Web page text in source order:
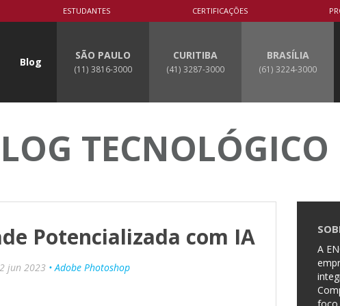
ESTUDANTES CERTIFICAÇÕES
Blog
SÃO PAULO
(11) 3816-3000
CURITIBA
(41) 3287-3000
BRASÍLIA
(61) 3224-3000
TECNOLÓGICO
Potencializada com IA
jun 2023 • Adobe Photoshop
A